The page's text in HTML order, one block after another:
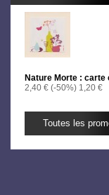
Nature Morte : carte
2,40 € (-50%) 1,20 €
Toutes les